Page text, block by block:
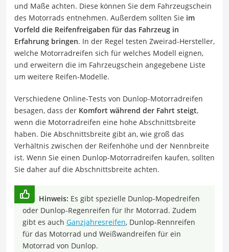
und Maße achten. Diese können Sie dem Fahrzeugschein
des Motorrads entnehmen. Außerdem sollten Sie im
Vorfeld die Reifenfreigaben für das Fahrzeug in
Erfahrung bringen. In der Regel testen Zweirad-Hersteller,
welche Motorradreifen sich für welches Modell eignen,
und erweitern die im Fahrzeugschein angegebene Liste
um weitere Reifen-Modelle.
Verschiedene Online-Tests von Dunlop-Motorradreifen
besagen, dass der Komfort während der Fahrt steigt,
wenn die Motorradreifen eine hohe Abschnittsbreite
haben. Die Abschnittsbreite gibt an, wie groß das
Verhältnis zwischen der Reifenhöhe und der Nennbreite
ist. Wenn Sie einen Dunlop-Motorradreifen kaufen, sollten
Sie daher auf die Abschnittsbreite achten.
Hinweis: Es gibt spezielle Dunlop-Mopedreifen
oder Dunlop-Regenreifen für Ihr Motorrad. Zudem
gibt es auch Ganzjahresreifen, Dunlop-Rennreifen
für das Motorrad und Weißwandreifen für ein
Motorrad von Dunlop.